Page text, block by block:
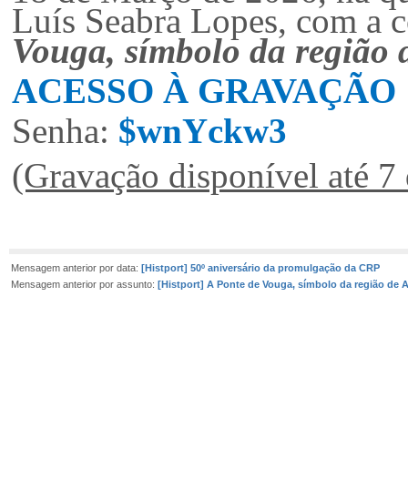
Luís Seabra Lopes, com a
Vouga, símbolo da região
ACESSO À GRAVAÇÃO
Senha: $wnYckw3
(Gravação disponível até
Mensagem anterior por data: [Histport] 50º aniversário da promulgação da CRP
Mensagem anterior por assunto: [Histport] A Ponte de Vouga, símbolo da região de